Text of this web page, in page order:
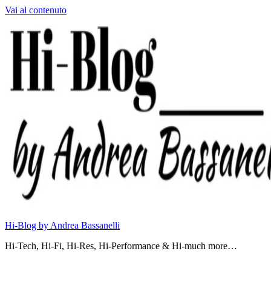
Vai al contenuto
Hi-Blog by Andrea Bassanelli
Hi-Tech, Hi-Fi, Hi-Res, Hi-Performance & Hi-much more…